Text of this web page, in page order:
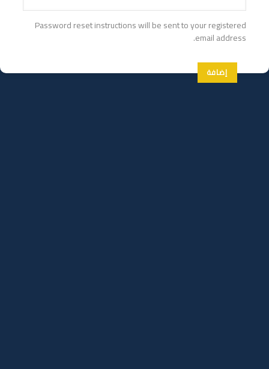
Password reset instructions will be sent to your registered
email address.